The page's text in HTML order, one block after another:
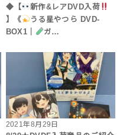
◆【
新作&レアDVD入荷
】《
うる星やつら DVD-
BOX1｜
ガ…
2021年8月29日